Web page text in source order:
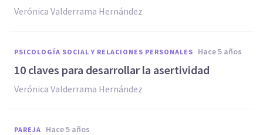
Verónica Valderrama Hernández
PSICOLOGÍA SOCIAL Y RELACIONES PERSONALES hace 5 años
10 claves para desarrollar la asertividad
Verónica Valderrama Hernández
PAREJA hace 5 años